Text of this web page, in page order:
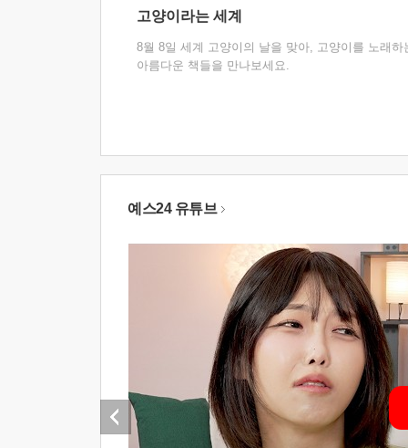
고양이라는 세계
8월 8일 세계 고양이의 날을 맞아, 고양이를 노래하
아름다운 책들을 만나보세요.
예스24 유튜브